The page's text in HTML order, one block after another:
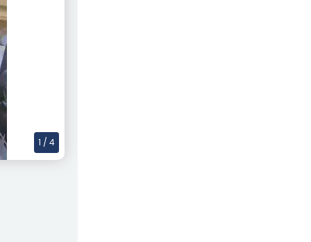
1 / 4